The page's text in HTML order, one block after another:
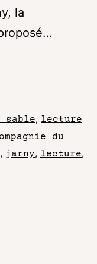
la
, lecture
du
, jarny, lecture,